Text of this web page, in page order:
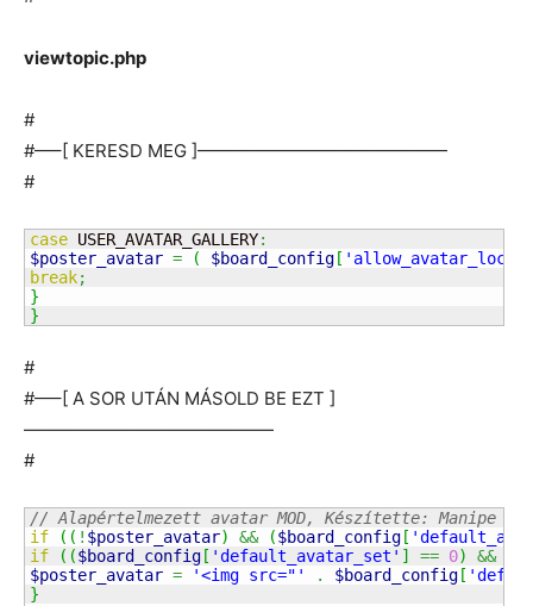
viewtopic.php
#
#—–[ KERESD MEG ]——————————————
#
case USER_AVATAR_GALLERY:
$poster_avatar = ( $board_config[ 'allow_avatar_local'
break;
}
}
#
#—–[ A SOR UTÁN MÁSOLD BE EZT ]
——————————————
#
// Alapértelmezett avatar MOD, Készítette: Manipe
if
( ( ! $poster_avatar) && ($board_config [
if
( ($board_config [ 'default_avatar_set' ] == 0) &&
$poster_avatar = '<img src="' . $board_config [
}